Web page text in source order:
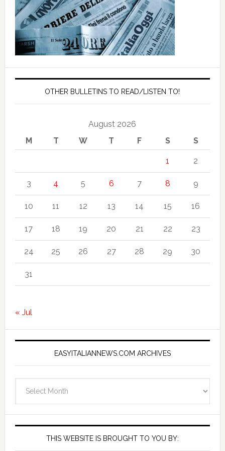
OTHER BULLETINS TO READ/LISTEN TO!
August 2026
M
T W T F S S
1 2
3 4 5 6 7 8 9
10 11 12 13 14 15 16
17 18 19 20 21 22 23
24 25 26 27 28 29 30
31
« Jul
EASYITALIANNEWS.COM ARCHIVES
THIS WEBSITE IS BROUGHT TO YOU BY: